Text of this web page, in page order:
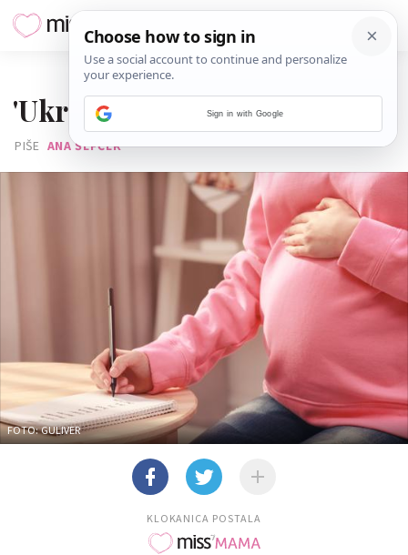
'Ukrala mi je ime za bebu!'
PIŠE ANA ŠEFČEK
FOTO: GULIVER
KLOKANICA POSTALA
Sign in with Google